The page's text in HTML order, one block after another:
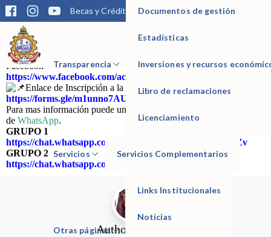
Becas y Créditos Matrícula Trámites Biblioteca
IESTP Manuel Seoane Corrales
Transparencia
Documentos de gestión
Estadísticas
Inversiones y recursos
Libro de reclamaciones
Licenciamiento
Servicios Servicios Complementarios
Otras páginas
Links Institucionales
Noticias
Hola Amig@ gracias al convenio que tenemos con elI.E.P
Federico Villarrealse apertura el
Académica y Orientación Vocacional»que dará inicio el 03 de
Enero del 2022.
Para mayor información dejar un mensaje en su página de
Facebook
https://www.facebook.com/academiaseoane2022
Enlace de Inscripción a la Académica 2022
https://forms.gle/m1unno7AUkvA3q9x5
Para mas información puede unirse a nuestros grupos de informes
de WhatsApp.
GRUPO 1
https://chat.whatsapp.com/GWA7MjSr3fHEwLRzArJZZv
GRUPO 2
https://chat.whatsapp.com/HcFVN28qP1YKTZlFafte3k
Author: